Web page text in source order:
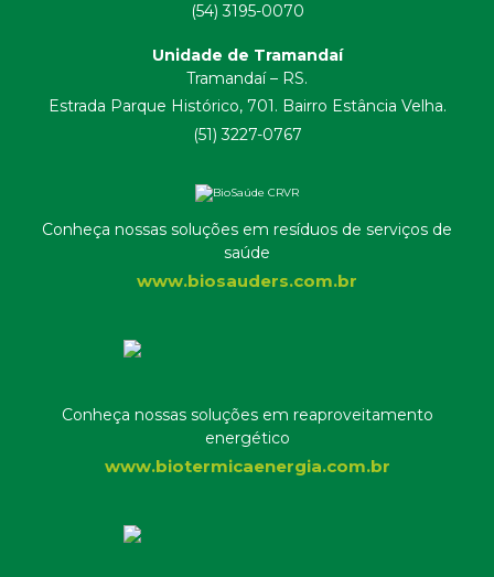
(54) 3195-0070
Unidade de Tramandaí
Tramandaí – RS.
Estrada Parque Histórico, 701. Bairro Estância Velha.
(51) 3227-0767
Conheça nossas soluções em resíduos de serviços de
saúde
www.biosauders.com.br
Conheça nossas soluções em reaproveitamento
energético
www.biotermicaenergia.com.br